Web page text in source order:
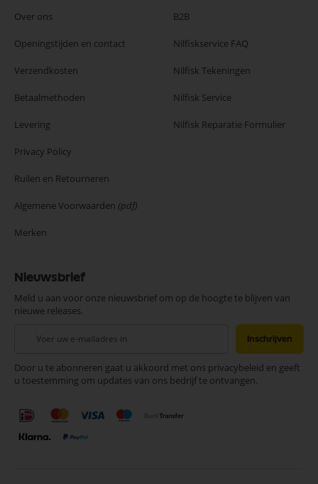
Over ons
Openingstijden en contact
Verzendkosten
Betaalmethoden
Levering
Privacy Policy
Ruilen en Retourneren
Algemene Voorwaarden (pdf)
Merken
B2B
Nilfiskservice FAQ
Nilfisk Tekeningen
Nilfisk Service
Nilfisk Reparatie Formulier
Nieuwsbrief
Meld u aan voor onze nieuwsbrief om op de hoogte te blijven van
nieuwe releases.
onze
nieuwsbrief
Inschrijven
Door u te abonneren gaat u akkoord met ons privacybeleid en geeft
u toestemming om updates van ons bedrijf te ontvangen.